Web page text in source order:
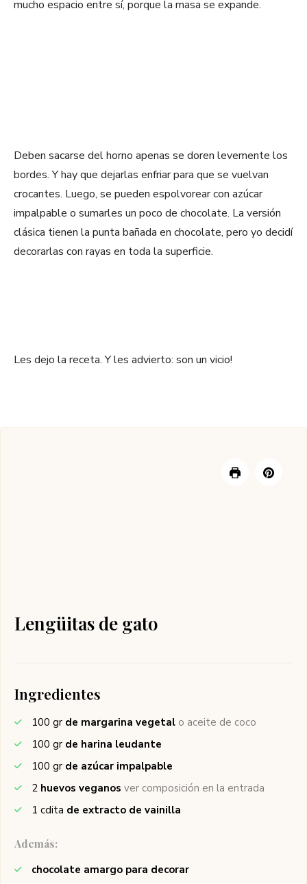
mucho espacio entre sí, porque la masa se expande.
Deben sacarse del horno apenas se doren levemente los
bordes. Y hay que dejarlas enfriar para que se vuelvan
crocantes. Luego, se pueden espolvorear con azúcar
impalpable o sumarles un poco de chocolate. La versión
clásica tienen la punta bañada en chocolate, pero yo decidí
decorarlas con rayas en toda la superficie.
Les dejo la receta. Y les advierto: son un vicio!
Lengüitas de gato
Ingredientes
100 gr de margarina vegetal o aceite de coco
100 gr de harina leudante
100 gr de azúcar impalpable
2 huevos veganos ver composición en la entrada
1 cdita de extracto de vainilla
Además:
chocolate amargo para decorar